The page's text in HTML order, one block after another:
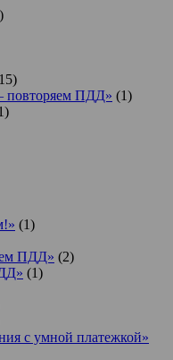
повторяем ПДД» (1)
(1)
ПДД» (2)
(1)
с умной платежкой»